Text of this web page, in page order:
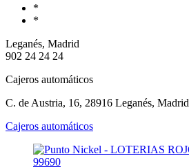
*
*
Leganés, Madrid
902 24 24 24
Cajeros automáticos
C. de Austria, 16, 28916 Leganés, Madrid
Cajeros automáticos